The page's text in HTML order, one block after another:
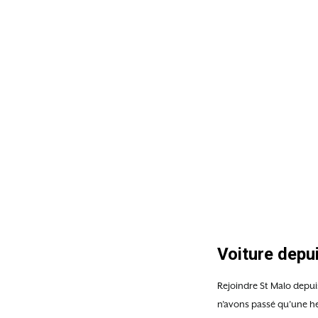
Voiture
Rejoindre St Malo
n’avons passé qu’une